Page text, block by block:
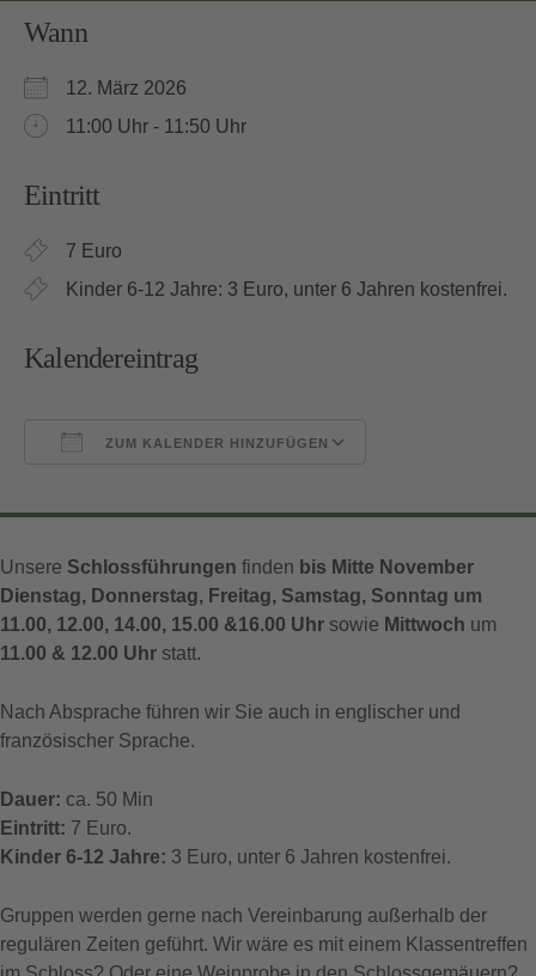
Wann
12. März 2026
11:00 Uhr - 11:50 Uhr
Eintritt
7 Euro
Kinder 6-12 Jahre: 3 Euro, unter 6 Jahren kostenfrei.
Kalendereintrag
ZUM KALENDER HINZUFÜGEN
Unsere Schlossführungen finden bis Mitte November
Dienstag, Donnerstag, Freitag, Samstag, Sonntag um
11.00, 12.00, 14.00, 15.00 &16.00 Uhr sowie Mittwoch um
11.00 & 12.00 Uhr statt.
Nach Absprache führen wir Sie auch in englischer und
französischer Sprache.
Dauer: ca. 50 Min
Eintritt: 7 Euro.
Kinder 6-12 Jahre: 3 Euro, unter 6 Jahren kostenfrei.
Gruppen werden gerne nach Vereinbarung außerhalb der
regulären Zeiten geführt. Wir wäre es mit einem Klassentreffen